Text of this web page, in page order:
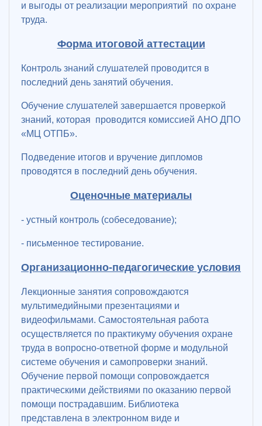
и выгоды от реализации мероприятий по охране
труда.
Форма итоговой аттестации
Контроль знаний слушателей проводится в
последний день занятий обучения.
Обучение слушателей завершается проверкой
знаний, которая проводится комиссией АНО ДПО
«МЦ ОТПБ».
Подведение итогов и вручение дипломов
проводятся в последний день обучения.
Оценочные материалы
- устный контроль (собеседование);
- письменное тестирование.
Организационно-педагогические условия
Лекционные занятия сопровождаются
мультимедийными презентациями и
видеофильмами. Самостоятельная работа
осуществляется по практикуму обучения охране
труда в вопросно-ответной форме и модульной
системе обучения и самопроверки знаний.
Обучение первой помощи сопровождается
практическими действиями по оказанию первой
помощи пострадавшим. Библиотека
представлена в электронном виде и